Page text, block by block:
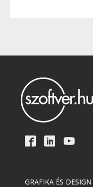
GRAFIKA ÉS DESIGN